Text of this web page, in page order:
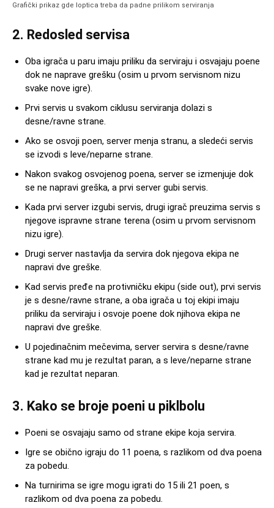
Grafički prikaz gde loptica treba da padne prilikom serviranja
2. Redosled servisa
Oba igrača u paru imaju priliku da serviraju i osvajaju poene
dok ne naprave grešku (osim u prvom servisnom nizu
svake nove igre).
Prvi servis u svakom ciklusu serviranja dolazi s
desne/ravne strane.
Ako se osvoji poen, server menja stranu, a sledeći servis
se izvodi s leve/neparne strane.
Nakon svakog osvojenog poena, server se izmenjuje dok
se ne napravi greška, a prvi server gubi servis.
Kada prvi server izgubi servis, drugi igrač preuzima servis s
njegove ispravne strane terena (osim u prvom servisnom
nizu igre).
Drugi server nastavlja da servira dok njegova ekipa ne
napravi dve greške.
Kad servis pređe na protivničku ekipu (side out), prvi servis
je s desne/ravne strane, a oba igrača u toj ekipi imaju
priliku da serviraju i osvoje poene dok njihova ekipa ne
napravi dve greške.
U pojedinačnim mečevima, server servira s desne/ravne
strane kad mu je rezultat paran, a s leve/neparne strane
kad je rezultat neparan.
3. Kako se broje poeni u piklbolu
Poeni se osvajaju samo od strane ekipe koja servira.
Igre se obično igraju do 11 poena, s razlikom od dva poena
za pobedu.
Na turnirima se igre mogu igrati do 15 ili 21 poen, s
razlikom od dva poena za pobedu.